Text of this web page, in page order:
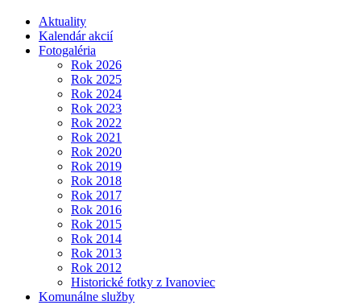
Aktuality
Kalendár akcií
Fotogaléria
Rok 2026
Rok 2025
Rok 2024
Rok 2023
Rok 2022
Rok 2021
Rok 2020
Rok 2019
Rok 2018
Rok 2017
Rok 2016
Rok 2015
Rok 2014
Rok 2013
Rok 2012
Historické fotky z Ivanoviec
Komunálne služby